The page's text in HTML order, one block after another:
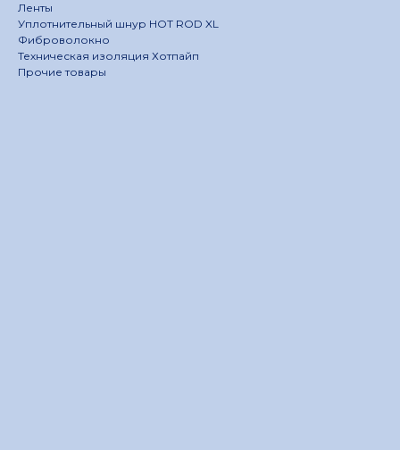
Ленты
Уплотнительный шнур HOT ROD XL
Фиброволокно
Техническая изоляция Хотпайп
Прочие товары